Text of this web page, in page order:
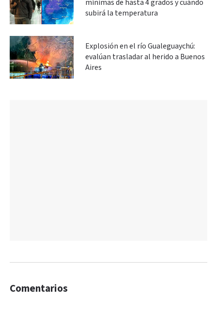
mínimas de hasta 4 grados y cuándo
subirá la temperatura
Explosión en el río Gualeguaychú:
evalúan trasladar al herido a Buenos
Aires
Comentarios